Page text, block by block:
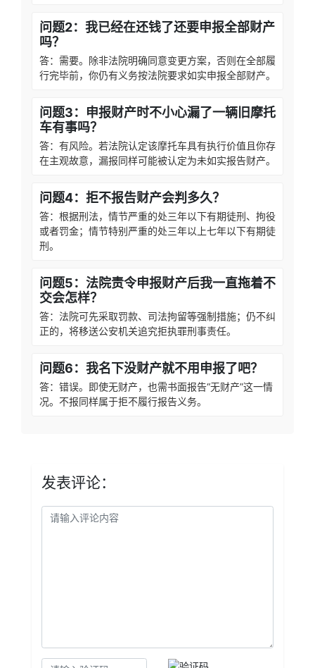
问题2：我已经在还钱了还要申报全部财产
吗？
答：需要。除非法院明确同意变更方案，否则在全部履
行完毕前，你仍有义务按法院要求如实申报全部财产。
问题3：申报财产时不小心漏了一辆旧摩托
车有事吗？
答：有风险。若法院认定该摩托车具有执行价值且你存
在主观故意，漏报同样可能被认定为未如实报告财产。
问题4：拒不报告财产会判多久？
答：根据刑法，情节严重的处三年以下有期徒刑、拘役
或者罚金；情节特别严重的处三年以上七年以下有期徒
刑。
问题5：法院责令申报财产后我一直拖着不
交会怎样？
答：法院可先采取罚款、司法拘留等强制措施；仍不纠
正的，将移送公安机关追究拒执罪刑事责任。
问题6：我名下没财产就不用申报了吧？
答：错误。即使无财产，也需书面报告“无财产”这一情
况。不报同样属于拒不履行报告义务。
发表评论：